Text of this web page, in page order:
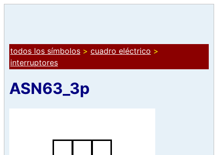
todos los símbolos > cuadro eléctrico >
interruptores
ASN63_3p